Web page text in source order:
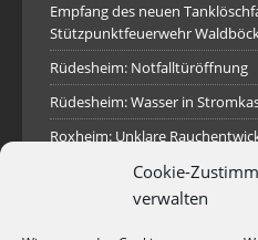
Cookie-
verwalten
Empfang des neuen
Stützpunktfeuerwehr
Rüdesheim: Notfalltüröffnung
Rüdesheim: Wasser in
Roxheim: Unklare
Sprendlingen: Überörtliche
Sprendlingen